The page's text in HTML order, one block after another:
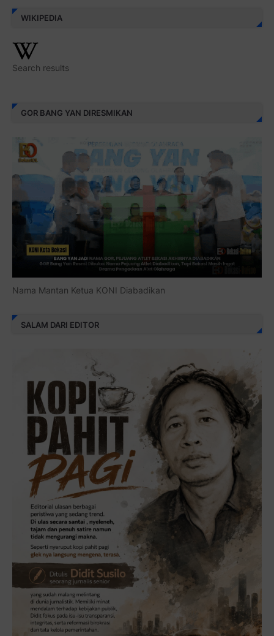
WIKIPEDIA
Search results
GOR BANG YAN DIRESMIKAN
Nama Mantan Ketua KONI Diabadikan
SALAM DARI EDITOR